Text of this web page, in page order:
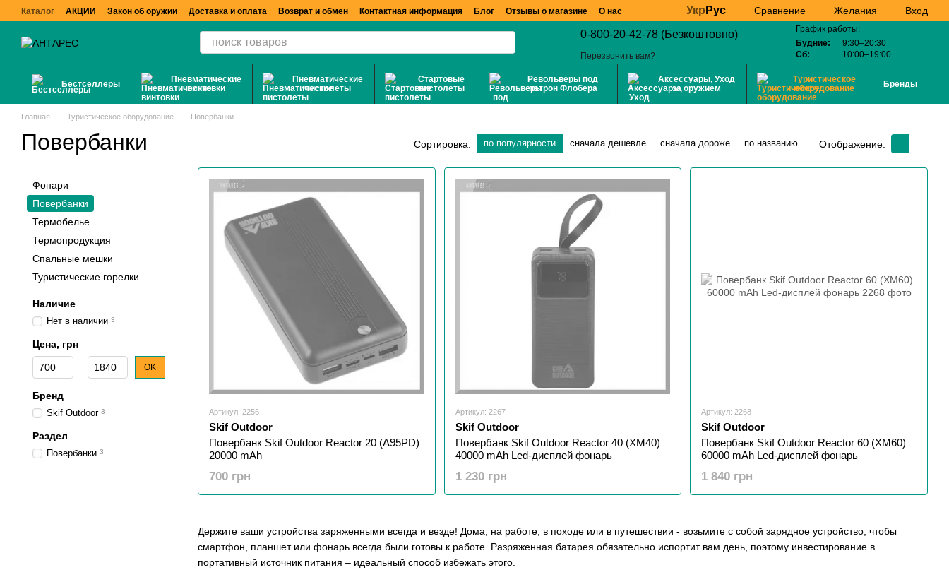
Перейти к основному контенту
Каталог АКЦИИ Закон об оружии Доставка и оплата Возврат и обмен Контактная информация Блог Отзывы о магазине О нас Укр Рус Сравнение Желания Вход
0-800-20-42-78 (Безкоштовно)
Перезвонить вам?
График работы:
Будние:
9:30–20:30
Сб:
10:00–19:00
Бестселлеры
Пневматические
винтовки
Пневматические
пистолеты
Стартовые
пистолеты
Револьверы под
патрон Флобера
Аксессуары, Уход
за оружием
Туристическое
оборудование
Бренды
Главная Туристическое оборудование Повербанки
Повербанки Сортировка: по популярности сначала дешевле сначала дороже по названию Отображение:
Держите ваши устройства заряженными всегда и везде! Дома, на работе, в походе или в путешествии - возьмите с собой зарядное устройство, чтобы
смартфон, планшет или фонарь всегда были готовы к работе. Разряженная батарея обязательно испортит вам день, поэтому инвестирование в
портативный источник питания – идеальный способ избежать этого.
Артикул: 2256
Skif Outdoor
Повербанк Skif Outdoor Reactor 20 (A95PD)
20000 mAh
700 грн
Артикул: 2267
Skif Outdoor
Повербанк Skif Outdoor Reactor 40 (XM40)
40000 mAh Led-дисплей фонарь
1 230 грн
Артикул: 2268
Skif Outdoor
Повербанк Skif Outdoor Reactor 60 (XM60)
60000 mAh Led-дисплей фонарь
1 840 грн
Фонари
Повербанки
Термобелье
Термопродукция
Спальные мешки
Туристические горелки
Наличие
Нет в наличии 3
Цена, грн
От Цена, грн
До Цена, грн OK
Бренд
Skif Outdoor 3
Раздел
Повербанки 3